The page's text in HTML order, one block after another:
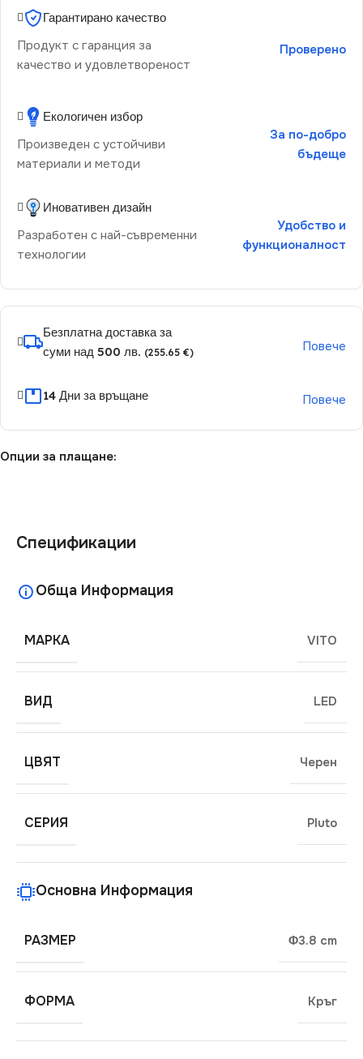
Гарантирано качество
Продукт с гаранция за
качество и удовлетвореност
Проверено
Екологичен избор
Произведен с устойчиви
материали и методи
За по-добро
бъдеще
Иновативен дизайн
Разработен с най-съвременни
технологии
Удобство и
функционалност
Безплатна доставка за
суми над 500 лв. (255.65 €) Повече
14 Дни за връщане Повече
Опции за плащане:
Спецификации
Обща Информация
МАРКА VITO
ВИД LED
ЦВЯТ Черен
СЕРИЯ Pluto
Основна Информация
РАЗМЕР Φ3.8 cm
ФОРМА Кръг